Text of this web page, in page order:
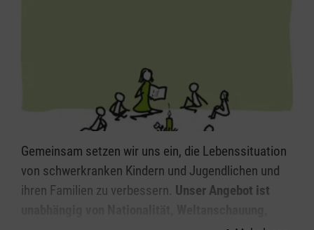
Gemeinsam setzen wir uns ein, die Lebenssituation
von schwerkranken Kindern und Jugendlichen und
ihren Familien zu verbessern. Unser Angebot ist